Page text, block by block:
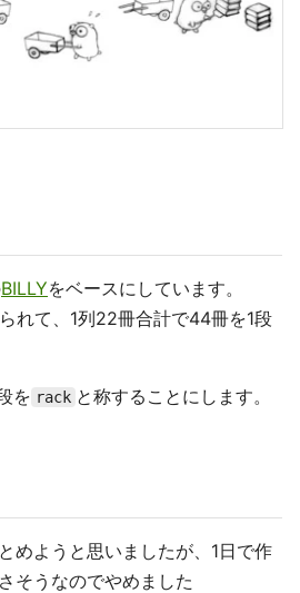
BILLYをベースにしています。
れて、1列22冊合計で44冊を1段
を rack と称することにします。
めようと思いましたが、1日で作
そうなのでやめました